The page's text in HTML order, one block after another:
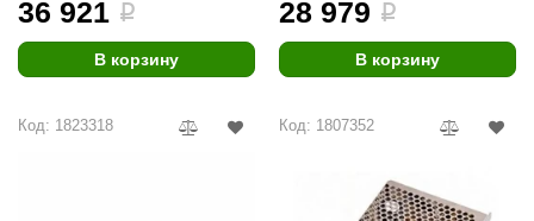
36 921 i
В корзину
28 979 i
В корзину
Код: 1823318 Код: 1807352